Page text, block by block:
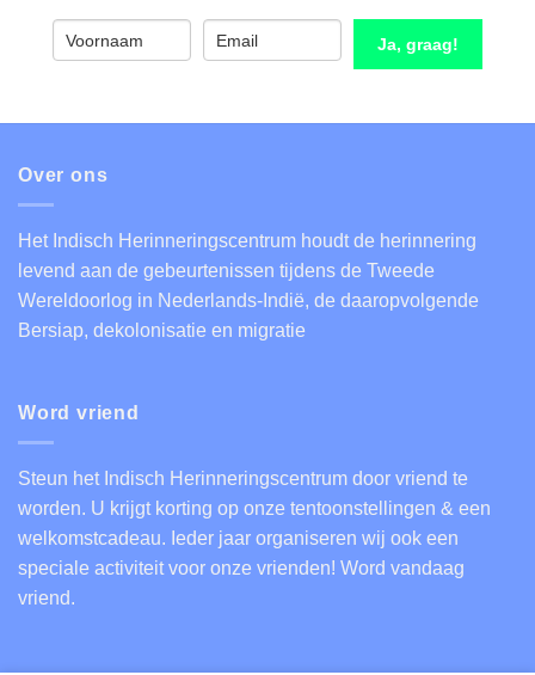
Ja, graag!
Over ons
Het Indisch Herinneringscentrum houdt de herinnering
levend aan de gebeurtenissen tijdens de Tweede
Wereldoorlog in Nederlands-Indië, de daaropvolgende
Bersiap, dekolonisatie en migratie
Word vriend
Steun het Indisch Herinneringscentrum door vriend te
worden. U krijgt korting op onze tentoonstellingen & een
welkomstcadeau. Ieder jaar organiseren wij ook een
speciale activiteit voor onze vrienden! Word vandaag
vriend.